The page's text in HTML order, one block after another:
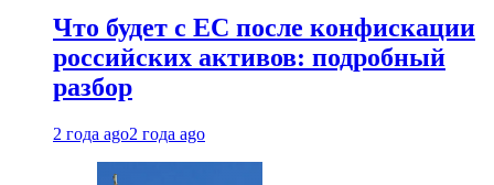
Что будет с ЕС после конфискации
российских активов: подробный
разбор
2 года ago2 года ago